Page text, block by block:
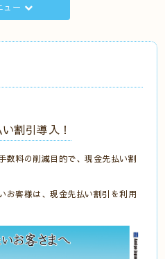
ュー
割引導入！
数料の削減目的で、現金先払い割
お客様は、現金先払い割引を利用